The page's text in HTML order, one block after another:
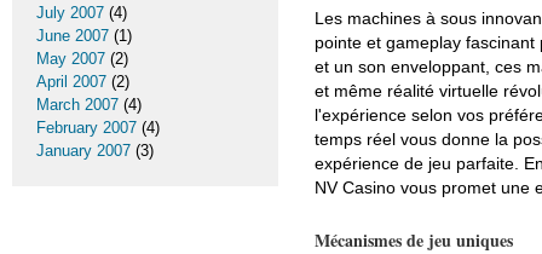
Les machines à sous
pointe et gameplay
et un son enveloppant, ces
et même réalité virtuelle
l'expérience selon vos
temps réel vous donne la
expérience de jeu parfaite.
NV Casino vous promet une
Mécanismes de jeu uniques
July 2007 (4)
June 2007 (1)
May 2007 (2)
April 2007 (2)
March 2007 (4)
February 2007 (4)
January 2007 (3)